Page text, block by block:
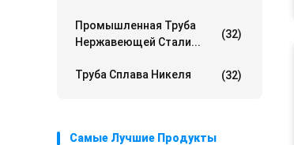
Промышленная Труба
Нержавеющей Стали...
(32)
Труба Сплава Никеля (32)
Самые Лучшие Продукты